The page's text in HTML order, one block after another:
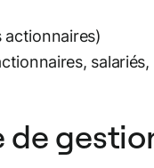
actionnaires)
salariés,